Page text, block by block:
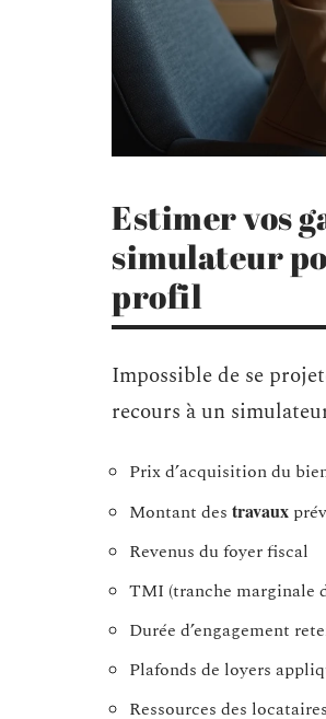
Estimer vos
simulateur
profil
Impossible de se
recours à un
Prix d’acquisition du
Montant des travaux
Revenus du foyer fiscal
TMI (tranche marginale
Durée d’engagement
Plafonds de loyers
Ressources des locataires